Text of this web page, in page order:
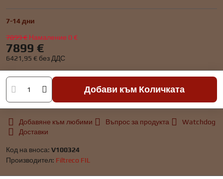
7-14 дни
7899 € Намаление 0 €
7899 €
6421,95 € без ДДС
Добави към Количката
Добавяне към любими Въпрос за продукта
Watchdog
Доставки
Код на вноса: V100324
Производител: Filtreco FIL